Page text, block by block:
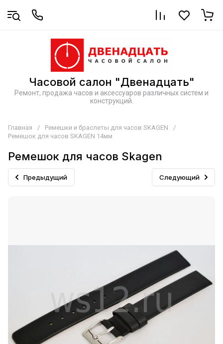
Часовой салон "Двенадцать"
Ремонт, продажа часов и аксессуаров различных систем и
конструкций.
Главная / Ремешки и браслеты для часов SKAGEN
/
Ремешок для часов SKAGEN 14мм
Ремешок для часов Skagen
Предыдущий Следующий